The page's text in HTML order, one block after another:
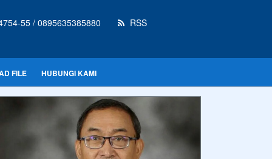
55 / 0895635385880 RSS
FILE HUBUNGI KAMI